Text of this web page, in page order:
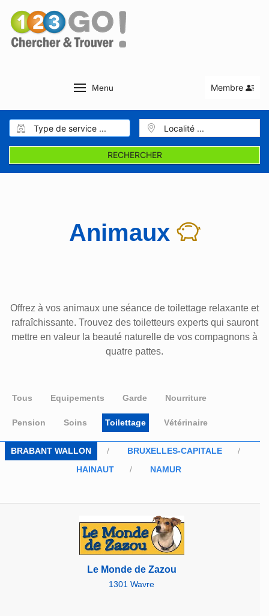
Menu Membre
RECHERCHER
Animaux
Offrez à vos animaux une séance de toilettage relaxante et
rafraîchissante. Trouvez des toiletteurs experts qui sauront
mettre en valeur la beauté naturelle de vos compagnons à
quatre pattes.
Tous Equipements Garde Nourriture
Pension Soins Toilettage Vétérinaire
BRABANT WALLON
BRUXELLES-CAPITALE
HAINAUT
NAMUR
Le Monde de Zazou
1301 Wavre